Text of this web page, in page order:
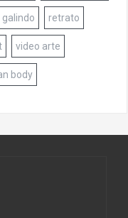
galindo retrato
video arte
body